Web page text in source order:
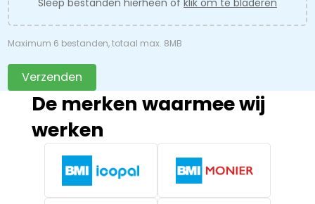
Sleep bestanden hierheen of klik om te bladeren
Maximum 6 bestanden, totaal max. 8MB
Verzenden
De merken waarmee wij
werken